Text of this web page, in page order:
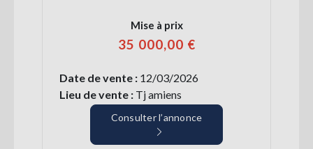
Mise à prix
35 000,00 €
Date de vente : 12/03/2026
Lieu de vente : Tj amiens
Consulter l’annonce